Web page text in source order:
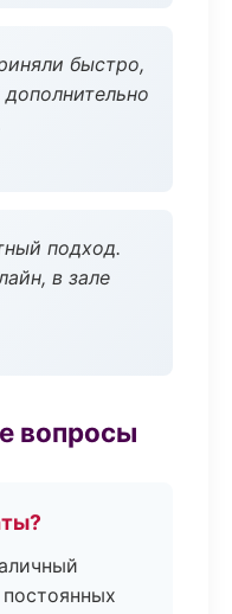
быстро,
подход.
в зале
вопросы